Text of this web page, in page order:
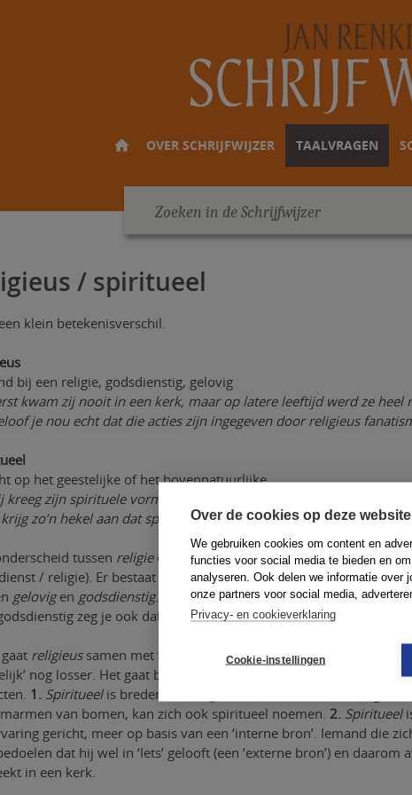
Over de cookies op deze website
We gebruiken cookies om content en
functies voor social media te bieden en
analyseren. Ook delen we informatie over
onze partners voor social media,
Privacy- en cookieverklaring
Cookie-instellingen
OVER SCHRIJFWIJZER TAALVRAGEN
/ spiritueel
klein betekenisverschil.
bij een religie, godsdienstig, gelovig
kwam zij nooit in een kerk, maar op latere leeftijd werd ze heel
je nou echt dat die acties zijn ingegeven door religieus
op het geestelijke of het bovennatuurlijke
kreeg zijn spirituele vorming in een klooster van de benedictijnen.
zo’n hekel aan dat spirituele gedoe met aura’s en chakra’s.
tussen religieen godsdienstis al behandeld in het
/ religie). Er bestaat overigens ook een subtiel verschil
gelovigen godsdienstig. Als jegelovigbent, geloof je in een God,
zeg je ook dat je tot een bepaaldegodsdienst
religieus samen met ‘kerkelijk’, maar dat hoeft niet. En bij
nog losser. Het gaat bij de verschillen tussen
1. Spiritueel is breder dan
van bomen, kan zich ook spiritueel noemen. 2. Spiritueel
gericht, meer op basis van een ‘interne bron’. Iemand die
dat hij wel in ‘Iets’ gelooft (een ‘externe bron’) en daarom
in een kerk.